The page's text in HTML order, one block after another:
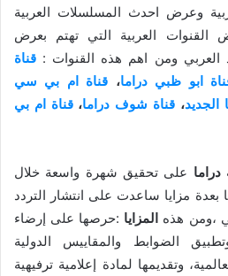
وعرض احدث المسلسلات العربية
العربية التي تهتم بعرض
ومن اهم هذه القنوات : قناة
ابو ظبي دراما، قناة ام بي سي
الجديد، قناة شوف دراما،قناة ام بي
على تحقيق شهرة واسعة خلال
بعدة مزايا ساعدت على انتشار التردد
،ومن هذه المزايا :حرصها على إرضاء
الضوابط والمقاييس الدولية
وتقديمها لمادة إعلامية ترفيهية